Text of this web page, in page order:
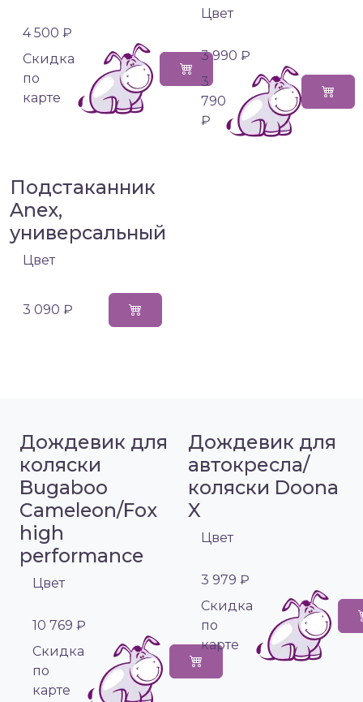
4 500 ₽
Cкидка
по
карте
Цвет
3 990 ₽
3
790
₽
Подстаканник
Anex,
универсальный
Цвет
3 090 ₽
Дождевик для
коляски
Bugaboo
Cameleon/Fox
high
performance
Цвет
10 769 ₽
Cкидка
по
карте
Дождевик для
автокресла/
коляски Doona
X
Цвет
3 979 ₽
Cкидка
по
карте